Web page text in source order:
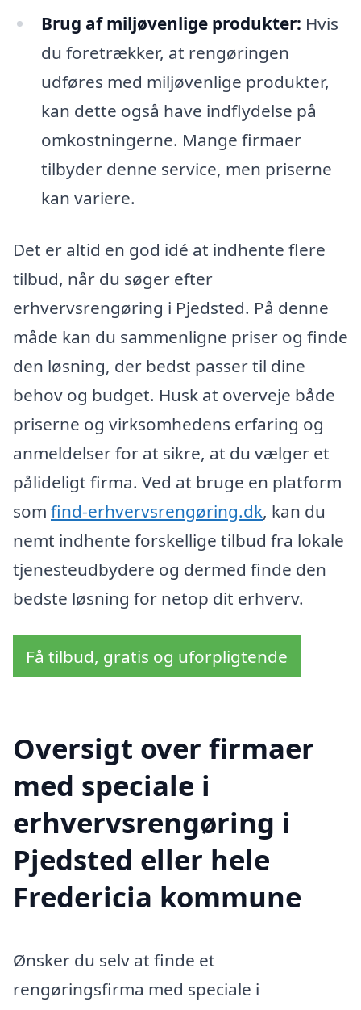
Brug af miljøvenlige produkter: Hvis
du foretrækker, at rengøringen
udføres med miljøvenlige produkter,
kan dette også have indflydelse på
omkostningerne. Mange firmaer
tilbyder denne service, men priserne
kan variere.
Det er altid en god idé at indhente flere
tilbud, når du søger efter
erhvervsrengøring i Pjedsted. På denne
måde kan du sammenligne priser og finde
den løsning, der bedst passer til dine
behov og budget. Husk at overveje både
priserne og virksomhedens erfaring og
anmeldelser for at sikre, at du vælger et
pålideligt firma. Ved at bruge en platform
som find-erhvervsrengøring.dk, kan du
nemt indhente forskellige tilbud fra lokale
tjenesteudbydere og dermed finde den
bedste løsning for netop dit erhverv.
Få tilbud, gratis og uforpligtende
Oversigt over firmaer
med speciale i
erhvervsrengøring i
Pjedsted eller hele
Fredericia kommune
Ønsker du selv at finde et
rengøringsfirma med speciale i